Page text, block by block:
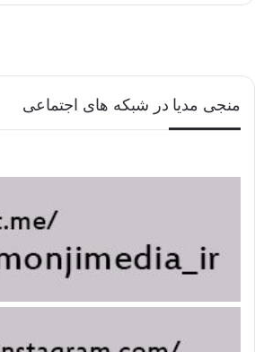
منجی مدیا در شبکه های اجتماعی